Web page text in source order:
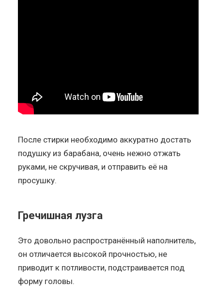
После стирки необходимо аккуратно достать
подушку из барабана, очень нежно отжать
руками, не скручивая, и отправить её на
просушку.
Гречишная лузга
Это довольно распространённый наполнитель,
он отличается высокой прочностью, не
приводит к потливости, подстраивается под
форму головы.